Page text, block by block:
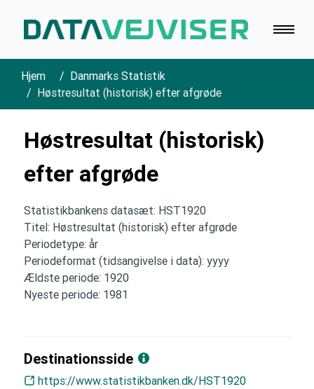
Hjem
Danmarks Statistik
Høstresultat (historisk) efter afgrøde
Høstresultat (historisk)
efter afgrøde
Statistikbankens datasæt: HST1920
Titel: Høstresultat (historisk) efter afgrøde
Periodetype: år
Periodeformat (tidsangivelse i data): yyyy
Ældste periode: 1920
Nyeste periode: 1981
Destinationsside
https://www.statistikbanken.dk/HST1920